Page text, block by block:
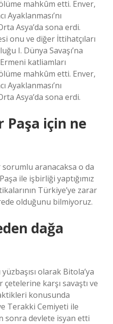
mahkûm etti. Enver,
Ayaklanması’nı
Asya’da sona erdi.
onu ve diğer İttihatçıları
I. Dünya Savaşı’na
katliamları
mahkûm etti. Enver,
Ayaklanması’nı
Asya’da sona erdi.
için ne
sorumlu aranacaksa o da
ile işbirliği yaptığımız
Türkiye’ye zarar
olduğunu bilmiyoruz.
dağa
olarak Bitola’ya
karşı savaştı ve
konusunda
Terakki Cemiyeti ile
sonra devlete isyan etti